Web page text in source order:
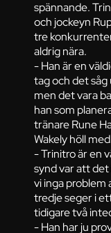
spännande.
och jockeyn
tre
aldrig nära.
- Han är en
tag och det
men det vara
han som
tränare Rune
Wakely höll
- Trinitro är en
synd var att
vi inga problem
tredje seger i
tidigare två
- Han har ju